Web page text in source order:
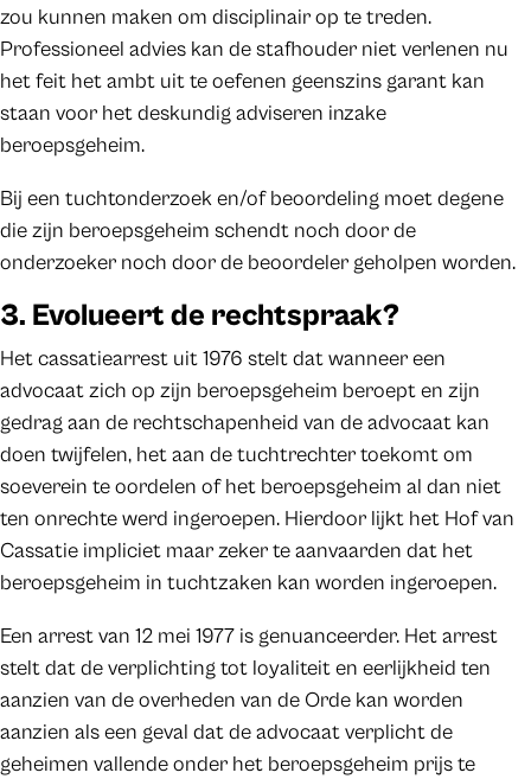
zou kunnen maken om disciplinair op te treden.
Professioneel advies kan de stafhouder niet verlenen nu
het feit het ambt uit te oefenen geenszins garant kan
staan voor het deskundig adviseren inzake
beroepsgeheim.
Bij een tuchtonderzoek en/of beoordeling moet degene
die zijn beroepsgeheim schendt noch door de
onderzoeker noch door de beoordeler geholpen worden.
3. Evolueert de rechtspraak?
Het cassatiearrest uit 1976 stelt dat wanneer een
advocaat zich op zijn beroepsgeheim beroept en zijn
gedrag aan de rechtschapenheid van de advocaat kan
doen twijfelen, het aan de tuchtrechter toekomt om
soeverein te oordelen of het beroepsgeheim al dan niet
ten onrechte werd ingeroepen. Hierdoor lijkt het Hof van
Cassatie impliciet maar zeker te aanvaarden dat het
beroepsgeheim in tuchtzaken kan worden ingeroepen.
Een arrest van 12 mei 1977 is genuanceerder. Het arrest
stelt dat de verplichting tot loyaliteit en eerlijkheid ten
aanzien van de overheden van de Orde kan worden
aanzien als een geval dat de advocaat verplicht de
geheimen vallende onder het beroepsgeheim prijs te